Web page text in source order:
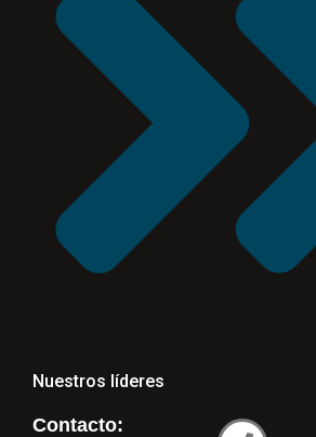
Nuestros líderes
Contacto: